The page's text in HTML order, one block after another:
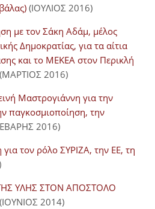
(ΙΟΥΛΙΟΣ 2016)
με τον Σάκη Αδάμ, μέλος
Δημοκρατίας, για τα αίτια
και το ΜΕΚΕΑ στον Περικλή
(ΜΑΡΤΙΟΣ 2016)
Μαστρογιάννη για την
παγκοσμιοποίηση, την
2016)
για τον ρόλο ΣΥΡΙΖΑ, την ΕΕ, τη
ΥΛΗΣ ΣΤΟΝ ΑΠΟΣΤΟΛΟ
(ΙΟΥΝΙΟΣ 2014)